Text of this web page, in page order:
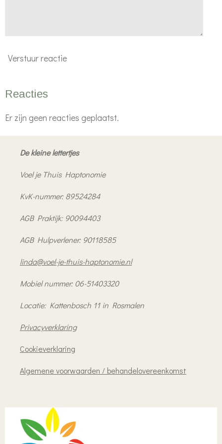
Verstuur reactie
Reacties
Er zijn geen reacties geplaatst.
De kleine lettertjes
Voel je Thuis Haptonomie
KvK-nummer: 89524284
AGB Praktijk: 90094403
AGB Hulpverlener: 90118585
linda@voel-je-thuis-haptonomie.nl
Mobiel nummer: 06-51403320
Locatie: Kattenbosch 11 in Rosmalen
Privacyverklaring
Cookieverklaring
Algemene voorwaarden / behandelovereenkomst